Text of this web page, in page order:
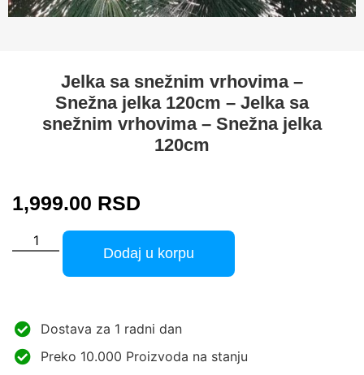
Jelka sa snežnim vrhovima –
Snežna jelka 120cm – Jelka sa
snežnim vrhovima – Snežna jelka
120cm
1,999.00 RSD
Dodaj u korpu
Dostava za 1 radni dan
Preko 10.000 Proizvoda na stanju